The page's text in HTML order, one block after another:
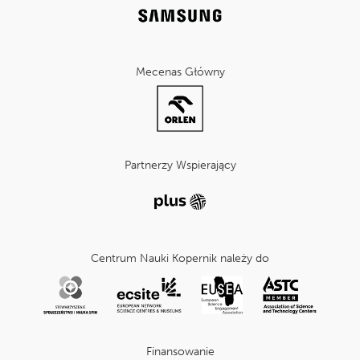
Mecenas Główny
Partnerzy Wspierający
Centrum Nauki Kopernik należy do
Finansowanie